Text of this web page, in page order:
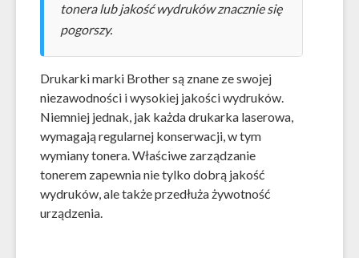
tonera lub jakość wydruków znacznie się
pogorszy.
Drukarki marki Brother są znane ze swojej
niezawodności i wysokiej jakości wydruków.
Niemniej jednak, jak każda drukarka laserowa,
wymagają regularnej konserwacji, w tym
wymiany tonera. Właściwe zarządzanie
tonerem zapewnia nie tylko dobrą jakość
wydruków, ale także przedłuża żywotność
urządzenia.